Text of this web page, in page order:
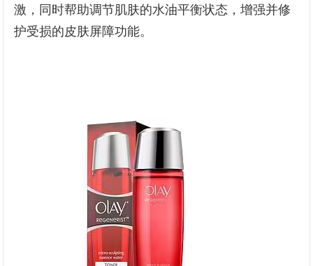
激，同时帮助调节肌肤的水油平衡状态，增强并修
护受损的皮肤屏障功能。